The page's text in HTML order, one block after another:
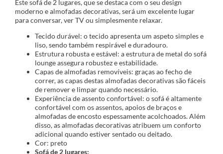
Este sofá de 2 lugares, que se destaca com o seu design
moderno e almofadas decorativas, será um excelente lugar
para conversar, ver TV ou simplesmente relaxar.
Tecido durável: o tecido apresenta um aspeto simples e
liso, sendo também respirável e duradouro.
Estrutura robusta e estável: a estrutura de metal do sofá
lounge assegura robustez e estabilidade.
Capas de almofadas removíveis: graças ao fecho de
correr, as capas destas almofadas decorativas são fáceis
de remover e limpar quando necessário.
Experiência de assento confortável: o sofá é altamente
confortável com os assentos, apoios de braços e
almofadas de encosto espessamente acolchoados. Além
disso, as almofadas decorativas atribuem um conforto
adicional quando estiver sentado ou deitado.
Cor: preto
Sofá de 2 lugares: